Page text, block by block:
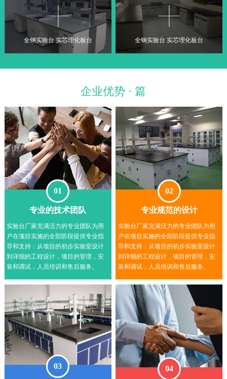
全钢实验台 实芯理化板台 全钢实验台 实芯理化板台
企业优势 · 篇
01
专业的技术团队
实验台厂家充满活力的专业团队为用
户在项目实施的全部阶段提供专业指
导和支持：从项目的初步实验室设计
到详细的工程设计，项目的管理，安
装和调试，人员培训和售后服务。
02
专业规范的设计
实验台厂家充满活力的专业团队为用
户在项目实施的全部阶段提供专业指
导和支持：从项目的初步实验室设计
到详细的工程设计，项目的管理，安
装和调试，人员培训和售后服务。
03 04